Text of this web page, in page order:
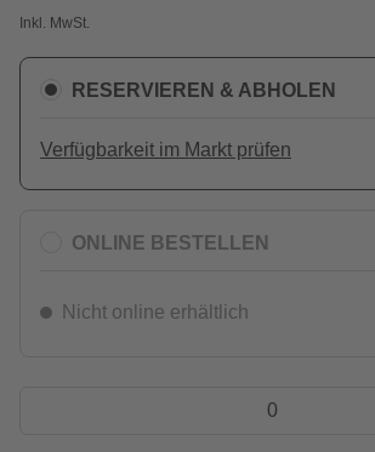
Inkl. MwSt.
RESERVIEREN & ABHOLEN
Verfügbarkeit im Markt prüfen
ONLINE BESTELLEN
Nicht online erhältlich